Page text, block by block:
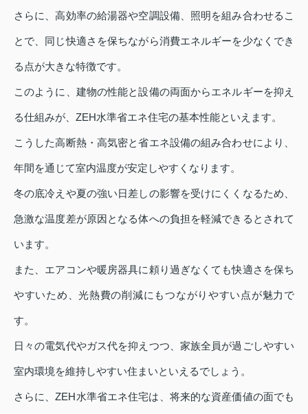
さらに、高効率の給湯器や空調設備、照明を組み合わせるこ
とで、同じ快適さを保ちながら消費エネルギーを少なくでき
る点が大きな特徴です。
このように、建物の性能と設備の両面からエネルギーを抑え
る仕組みが、ZEH水準省エネ住宅の基本性能といえます。
こうした高断熱・高気密と省エネ設備の組み合わせにより、
年間を通じて室内温度が安定しやすくなります。
冬の底冷えや夏の強い日差しの影響を受けにくくなるため、
急激な温度差が原因となる体への負担を軽減できるとされて
います。
また、エアコンや暖房器具に頼り過ぎなくても快適さを保ち
やすいため、光熱費の削減にもつながりやすい点が魅力で
す。
日々の電気代やガス代を抑えつつ、家族全員が過ごしやすい
室内環境を維持しやすい住まいといえるでしょう。
さらに、ZEH水準省エネ住宅は、将来的な資産価値の面でも